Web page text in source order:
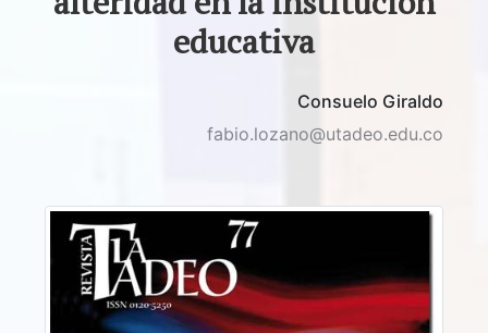
educativa
Consuelo Giraldo
fabio.lozano@utadeo.edu.co